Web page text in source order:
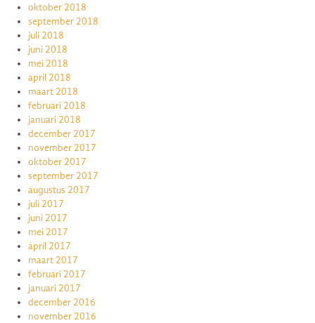
oktober 2018
september 2018
juli 2018
juni 2018
mei 2018
april 2018
maart 2018
februari 2018
januari 2018
december 2017
november 2017
oktober 2017
september 2017
augustus 2017
juli 2017
juni 2017
mei 2017
april 2017
maart 2017
februari 2017
januari 2017
december 2016
november 2016